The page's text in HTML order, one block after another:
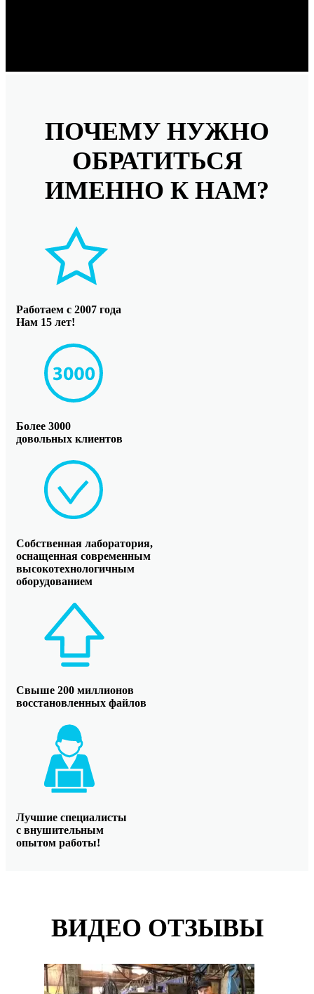
ПОЧЕМУ НУЖНО
ОБРАТИТЬСЯ
ИМЕННО К НАМ?
Работаем с 2007 года
Нам 15 лет!
Более 3000
довольных клиентов
Собственная лаборатория,
оснащенная современным
высокотехнологичным
оборудованием
Свыше 200 миллионов
восстановленных файлов
Лучшие специалисты
с внушительным
опытом работы!
ВИДЕО ОТЗЫВЫ